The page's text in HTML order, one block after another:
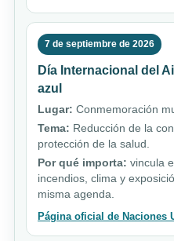
7 de septiembre de 2026
Día Internacional del
azul
Lugar: Conmemoración
Tema: Reducción de la
protección de la salud.
Por qué importa: vincula
incendios, clima y
misma agenda.
Página oficial de Naciones